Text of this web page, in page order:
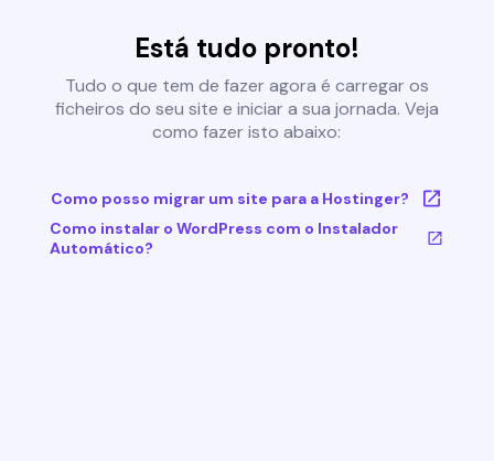
Está tudo pronto!
Tudo o que tem de fazer agora é carregar os
ficheiros do seu site e iniciar a sua jornada. Veja
como fazer isto abaixo:
Como posso migrar um site para a Hostinger?
Como instalar o WordPress com o Instalador
Automático?